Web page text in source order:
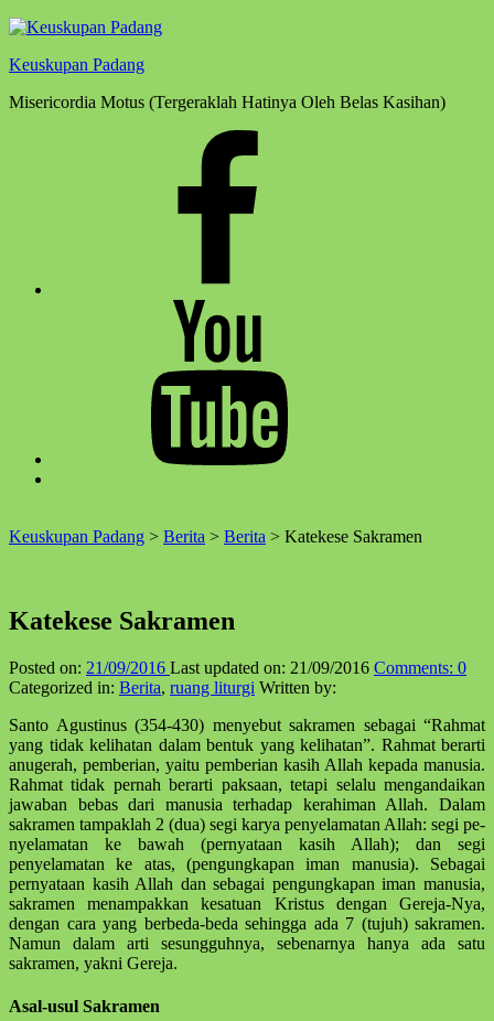
Keuskupan Padang
Misericordia Motus (Tergeraklah Hatinya Oleh Belas Kasihan)
↑
Keuskupan Padang > Berita > Berita > Katekese Sakramen
Katekese Sakramen
Posted on: 21/09/2016 Last updated on: 21/09/2016 Comments: 0
Categorized in: Berita, ruang liturgi Written by:
Santo Agustinus (354-430) menye­but sakramen sebagai “Rahmat
yang tidak kelihatan dalam bentuk yang kelihatan”. Rahmat berarti
anugerah, pemberian, yaitu pemberian kasih Allah kepada manusia.
Rahmat tidak pernah berarti paksaan, tetapi selalu meng­andai­kan
jawaban bebas dari manusia terhadap kerahiman Allah. Dalam
sakramen tampaklah 2 (dua) segi karya penyelamatan Allah: segi pe­
nye­lamatan ke bawah (pernyataan kasih Allah); dan segi
penyelamatan ke atas, (pengungkapan iman manusia). Sebagai
pernyataan kasih Allah dan sebagai peng­ungkapan iman manusia,
sakramen me­nam­pakkan kesatuan Kristus dengan Gereja-Nya,
dengan cara yang berbeda-beda sehingga ada 7 (tujuh) sakramen.
Namun dalam arti sesungguhnya, sebe­narnya hanya ada satu
sakramen, yakni Gereja.
Asal-usul Sakramen